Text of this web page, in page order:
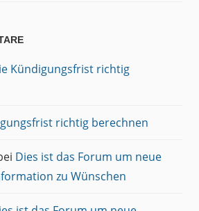
Kündigungsfrist richtig
richtig berechnen
Dies ist das Forum um neue
zu Wünschen